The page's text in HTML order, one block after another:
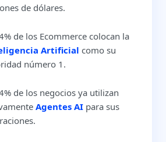
de dólares.
de los Ecommerce colocan la
Artificial como su
número 1.
de los negocios ya utilizan
Agentes AI para sus